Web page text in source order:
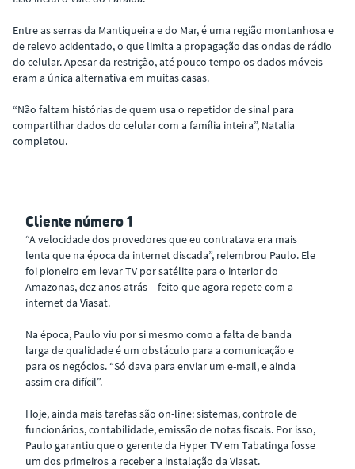
Entre as serras da Mantiqueira e do Mar, é uma região montanhosa e
de relevo acidentado, o que limita a propagação das ondas de rádio
do celular. Apesar da restrição, até pouco tempo os dados móveis
eram a única alternativa em muitas casas.
“Não faltam histórias de quem usa o repetidor de sinal para
compartilhar dados do celular com a família inteira”, Natalia
completou.
Cliente número 1
“A velocidade dos provedores que eu contratava era mais
lenta que na época da internet discada”, relembrou Paulo. Ele
foi pioneiro em levar TV por satélite para o interior do
Amazonas, dez anos atrás – feito que agora repete com a
internet da Viasat.
Na época, Paulo viu por si mesmo como a falta de banda
larga de qualidade é um obstáculo para a comunicação e
para os negócios. “Só dava para enviar um e-mail, e ainda
assim era difícil”.
Hoje, ainda mais tarefas são on-line: sistemas, controle de
funcionários, contabilidade, emissão de notas fiscais. Por isso,
Paulo garantiu que o gerente da Hyper TV em Tabatinga fosse
um dos primeiros a receber a instalação da Viasat.